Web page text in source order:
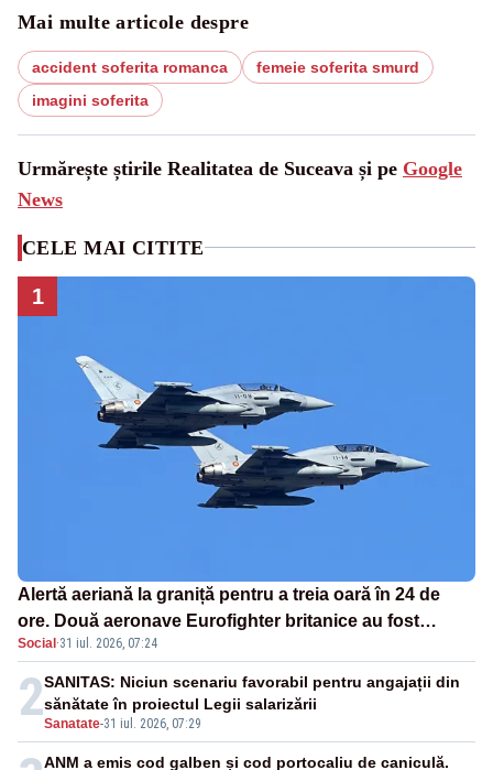
Mai multe articole despre
accident soferita romanca
femeie soferita smurd
imagini soferita
Urmărește știrile Realitatea de Suceava și pe Google
News
CELE MAI CITITE
1
Alertă aeriană la graniță pentru a treia oară în 24 de
ore. Două aeronave Eurofighter britanice au fost
ridicate de la sol
Social ·31 iul. 2026, 07:24
2Sanatate-31 iul. 2026, 07:29
SANITAS: Niciun scenariu favorabil pentru angajații din
sănătate în proiectul Legii salarizării
ANM a emis cod galben și cod portocaliu de caniculă.